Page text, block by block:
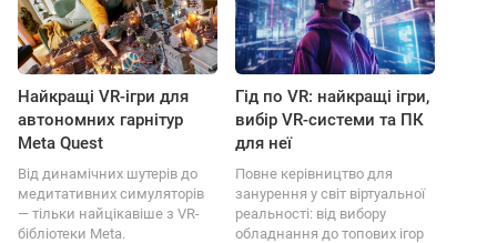
Найкращі VR-ігри для
автономних гарнітур
Meta Quest
Від динамічних шутерів до
медитативних симуляторів
— тільки найцікавіше з VR-
бібліотеки Meta.
Гід по VR: найкращі ігри,
вибір VR-системи та ПК
для неї
Повне керівництво для
занурення у світ віртуальної
реальності: від вибору
обладнання до топових ігор